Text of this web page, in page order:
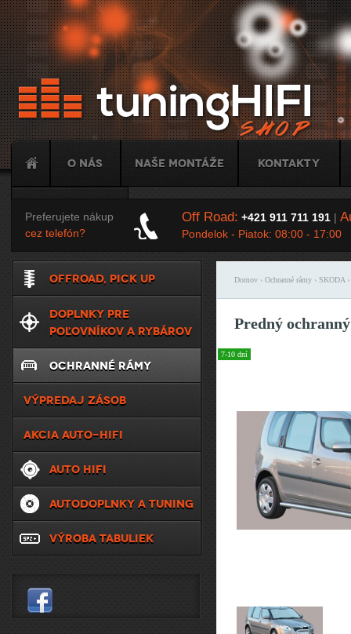
O nás Naše montáže Kontakty
Tuning
Preferujete nákup
cez telefón?
Off Road: +421 911 711 191|
Pondelok - Piatok: 08:00 - 17:00
Domov› Ochranné rámy› SKODA›
Predný
7-10 dní
OFFROAD, PICK UP
DOPLNKY PRE
POĽOVNÍKOV A RYBÁROV
OCHRANNÉ RÁMY
VÝPREDAJ ZÁSOB
AKCIA AUTO-HIFI
AUTO HIFI
AUTODOPLNKY A TUNING
VÝROBA TABULIEK